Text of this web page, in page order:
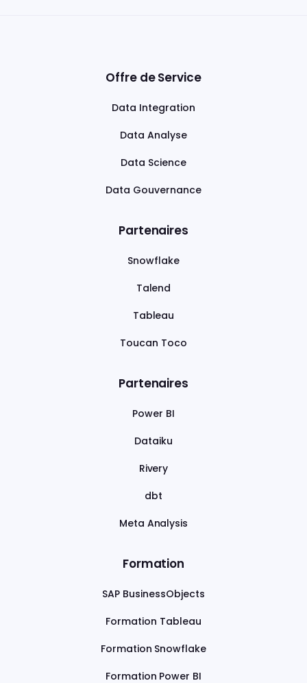
Offre de Service
Data Integration
Data Analyse
Data Science
Data Gouvernance
Partenaires
Snowflake
Talend
Tableau
Toucan Toco
Partenaires
Power BI
Dataiku
Rivery
dbt
Meta Analysis
Formation
SAP BusinessObjects
Formation Tableau
Formation Snowflake
Formation Power BI